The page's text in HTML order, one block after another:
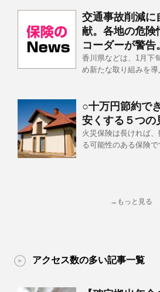
交通事故削減に
献。各地の危険
コーダーが警告。
香川県などは、1月下
め新たな取り組みを導
○十万円節約で
安くする５つの
火災保険は長ければ
る可能性のある保険で
→もっと見る
アクセス数の多い記事一覧